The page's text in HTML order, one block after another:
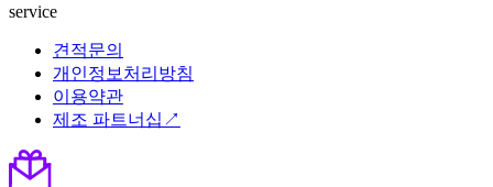
service
견적문의
개인정보처리방침
이용약관
제조 파트너십↗